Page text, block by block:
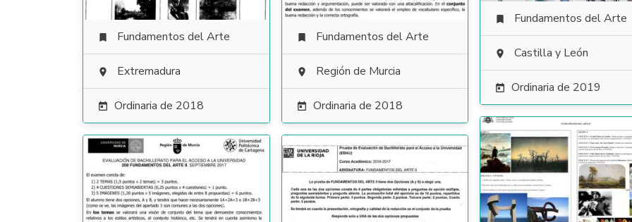
 Fundamentos del Arte
 Castilla y León
 Ordinaria de 2019
 Fundamentos del Arte
 Extremadura
 Ordinaria de 2018
 Fundamentos del Arte
 Región de Murcia
 Ordinaria de 2018